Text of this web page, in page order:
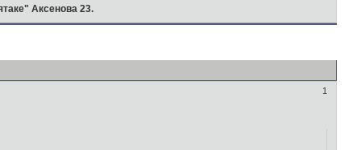
Аксенова 23.
1